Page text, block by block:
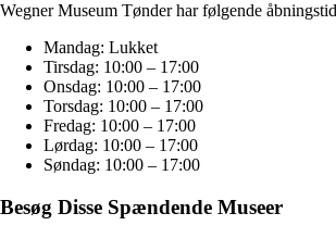
Wegner Museum Tønder har følgende
Mandag: Lukket
Tirsdag: 10:00 – 17:00
Onsdag: 10:00 – 17:00
Torsdag: 10:00 – 17:00
Fredag: 10:00 – 17:00
Lørdag: 10:00 – 17:00
Søndag: 10:00 – 17:00
Besøg Disse Spændende Museer